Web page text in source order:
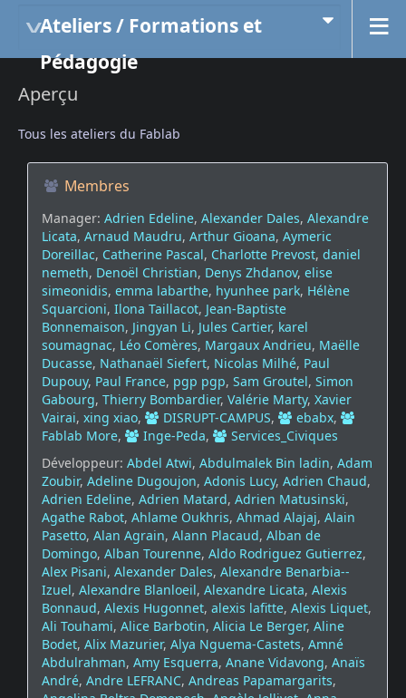
Ateliers / Formations et
Pédagogie
Aperçu
Tous les ateliers du Fablab
Membres
Manager: Adrien Edeline, Alexander Dales, Alexandre
Licata, Arnaud Maudru, Arthur Gioana, Aymeric
Doreillac, Catherine Pascal, Charlotte Prevost, daniel
nemeth, Denoël Christian, Denys Zhdanov, elise
simeonidis, emma labarthe, hyunhee park, Hélène
Squarcioni, Ilona Taillacot, Jean-Baptiste
Bonnemaison, Jingyan Li, Jules Cartier, karel
soumagnac, Léo Comères, Margaux Andrieu, Maëlle
Ducasse, Nathanaël Siefert, Nicolas Milhé, Paul
Dupouy, Paul France, pgp pgp, Sam Groutel, Simon
Gabourg, Thierry Bombardier, Valérie Marty, Xavier
Vairai, xing xiao, DISRUPT-CAMPUS, ebabx,
Fablab More, Inge-Peda,
Services_Civiques
Développeur: Abdel Atwi, Abdulmalek Bin ladin, Adam
Zoubir, Adeline Dugoujon, Adonis Lucy, Adrien Chaud,
Adrien Edeline, Adrien Matard, Adrien Matusinski,
Agathe Rabot, Ahlame Oukhris, Ahmad Alajaj, Alain
Pasetto, Alan Agrain, Alann Placaud, Alban de
Domingo, Alban Tourenne, Aldo Rodriguez Gutierrez,
Alex Pisani, Alexander Dales, Alexandre Benarbia--
Izuel, Alexandre Blanloeil, Alexandre Licata, Alexis
Bonnaud, Alexis Hugonnet, alexis lafitte, Alexis Liquet,
Ali Touhami, Alice Barbotin, Alicia Le Berger, Aline
Bodet, Alix Mazurier, Alya Nguema-Castets, Amné
Abdulrahman, Amy Esquerra, Anane Vidavong, Anaïs
André, Andre LEFRANC, Andreas Papamargarits,